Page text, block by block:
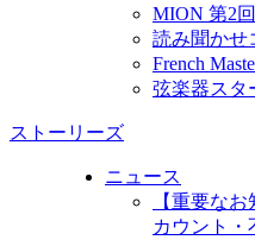
MION 第2
読み聞かせ
French
弦楽器スタ
ストーリーズ
ニュース
【重要な
カウント・